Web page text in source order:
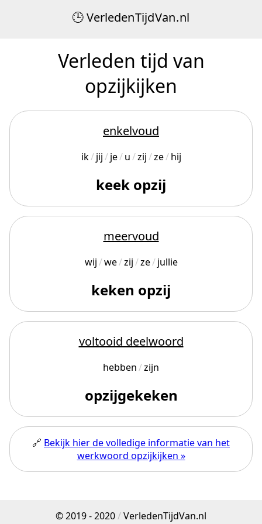
VerledenTijdVan.nl
Verleden tijd van
opzijkijken
enkelvoud
ik jij je u zij ze hij
keek opzij
meervoud
wij we zij ze jullie
keken opzij
voltooid deelwoord
hebben zijn
opzijgekeken
🔗 Bekijk hier de volledige informatie van het
werkwoord opzijkijken »
© 2019 - 2020/VerledenTijdVan.nl